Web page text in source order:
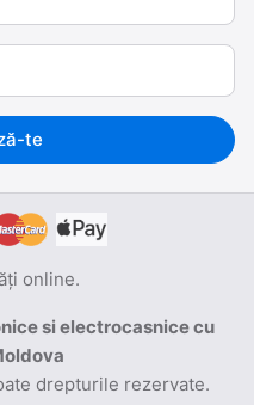
te
online.
si electrocasnice cu
drepturile rezervate.